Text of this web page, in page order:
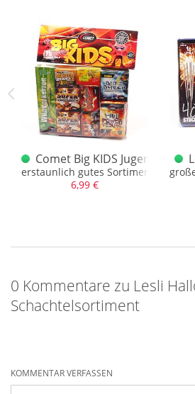
in Tablettenform
Comet Big KIDS
erstaunlich gutes Sortiment
6,99 €
0 Kommentare zu Lesli
Schachtelsortiment
KOMMENTAR VERFASSEN